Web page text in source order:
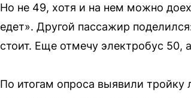
Но не 49, хотя и на нем можно
едет». Другой пассажир
стоит. Еще отмечу электробус 50,
По итогам опроса выявили тройку